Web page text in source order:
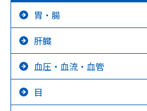
胃・腸
肝臓
血圧・血流・血管
目